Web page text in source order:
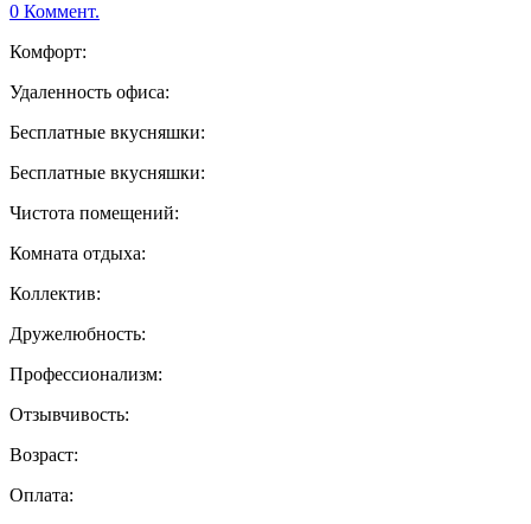
0 Коммент.
Комфорт:
Удаленность офиса:
Бесплатные вкусняшки:
Бесплатные вкусняшки:
Чистота помещений:
Комната отдыха:
Коллектив:
Дружелюбность:
Профессионализм:
Отзывчивость:
Возраст:
Оплата: